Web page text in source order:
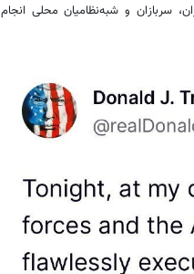
سربازان و شبه‌نظامیان محلی انجام